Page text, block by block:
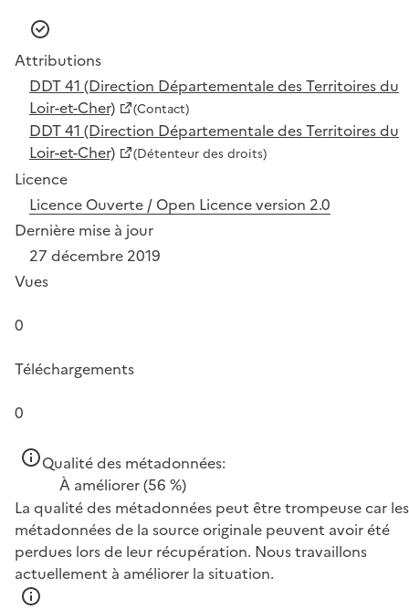
Attributions
DDT 41 (Direction Départementale des Territoires du
Loir-et-Cher)
(Contact)
DDT 41 (Direction Départementale des Territoires du
Loir-et-Cher)
(Détenteur des droits)
Licence
Licence Ouverte / Open Licence version 2.0
Dernière mise à jour
27 décembre 2019
Vues
0
Téléchargements
0
Qualité des métadonnées:
À améliorer(56 %)
La qualité des métadonnées peut être trompeuse car les
métadonnées de la source originale peuvent avoir été
perdues lors de leur récupération. Nous travaillons
actuellement à améliorer la situation.